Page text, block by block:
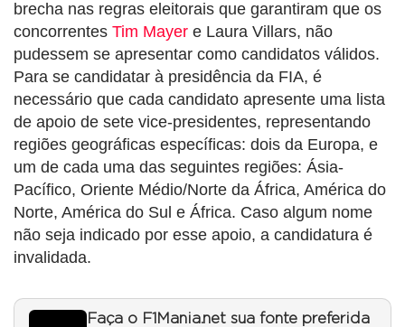
brecha nas regras eleitorais que garantiram que os
concorrentes Tim Mayer e Laura Villars, não
pudessem se apresentar como candidatos válidos.
Para se candidatar à presidência da FIA, é
necessário que cada candidato apresente uma lista
de apoio de sete vice-presidentes, representando
regiões geográficas específicas: dois da Europa, e
um de cada uma das seguintes regiões: Ásia-
Pacífico, Oriente Médio/Norte da África, América do
Norte, América do Sul e África. Caso algum nome
não seja indicado por esse apoio, a candidatura é
invalidada.
Faça o F1Mania.net sua fonte preferida